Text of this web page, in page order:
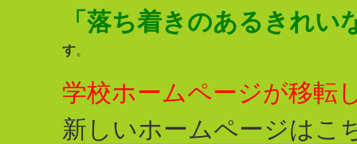
「落ち着きのあるきれい
す。
学校ホームページが移転
新しいホームページはこ